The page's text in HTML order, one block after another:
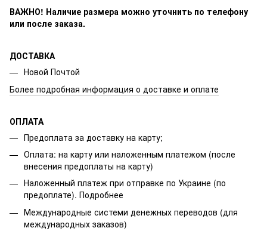
ВАЖНО! Наличие размера можно уточнить по телефону
или после заказа.
ДОСТАВКА
Новой Почтой
Более подробная информация о доставке и оплате
ОПЛАТА
Предоплата за доставку на карту;
Оплата: на карту или наложенным платежом (после
внесения предоплаты на карту)
Наложенный платеж при отправке по Украине (по
предоплате). Подробнее
Международные системи денежных переводов (для
международных заказов)